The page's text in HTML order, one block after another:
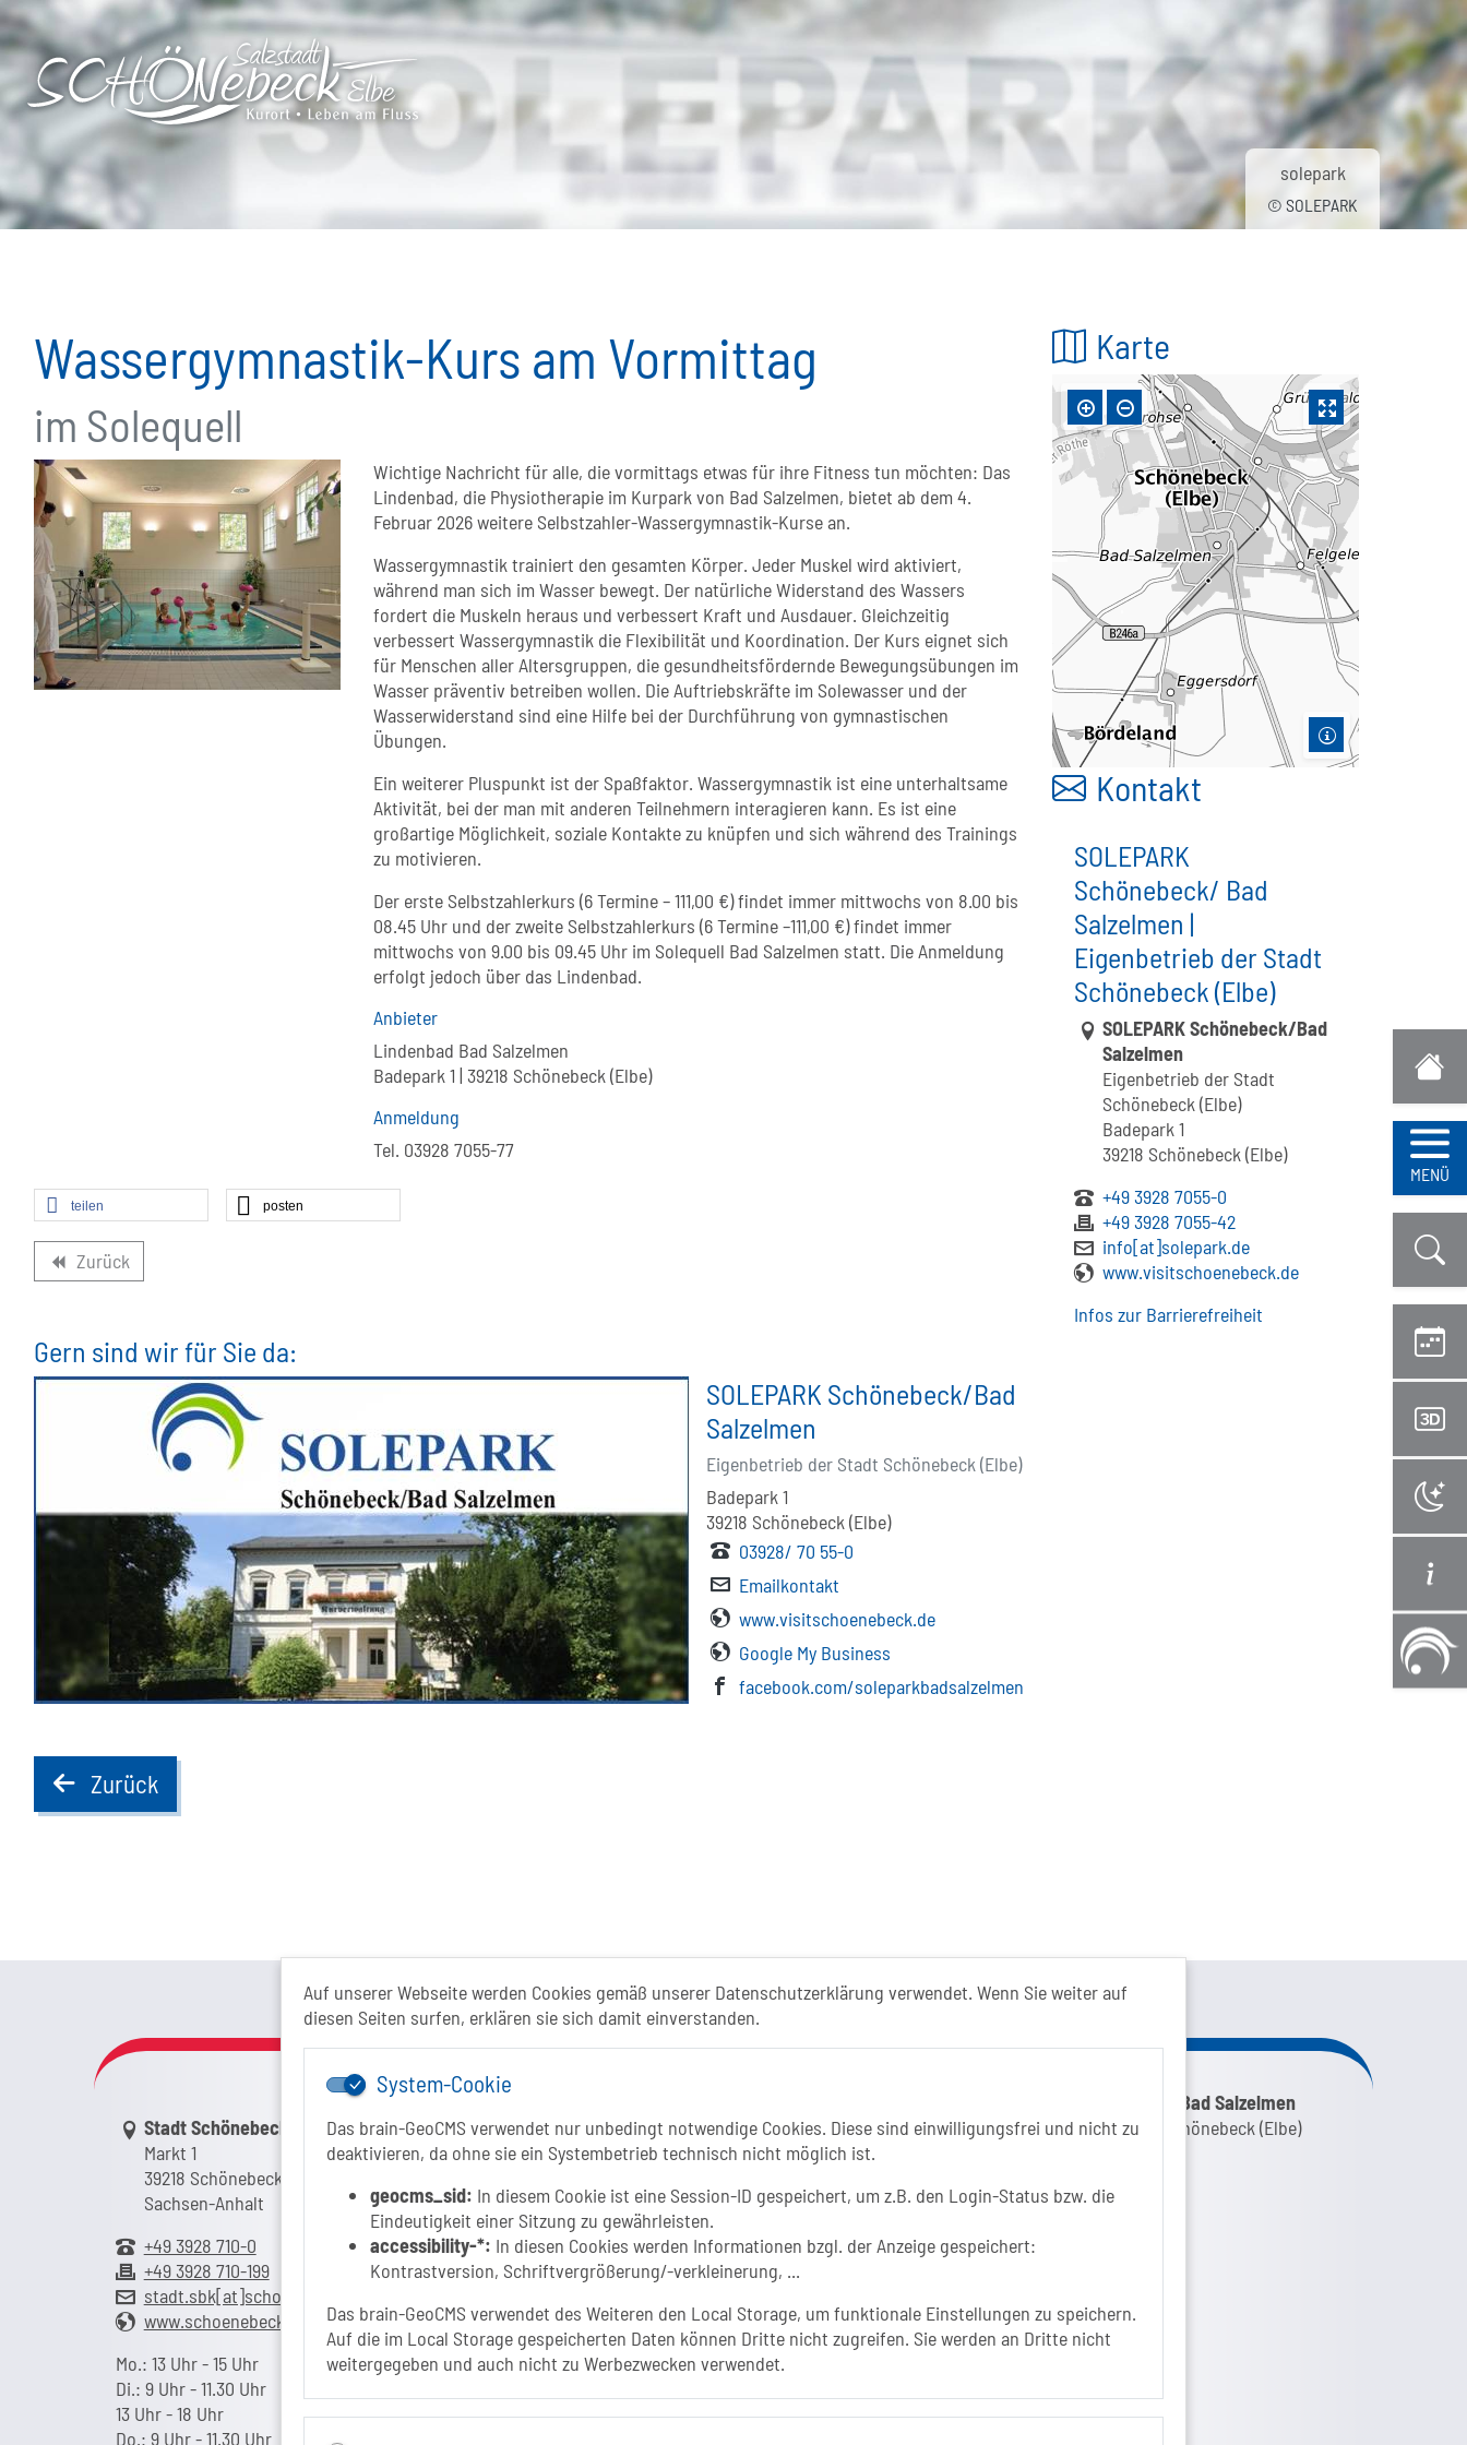
Auf unserer Webseite werden Cookies gemäß unserer Datenschutzerklärung verwendet. Wenn Sie weiter auf
diesen Seiten surfen, erklären sie sich damit einverstanden.
System-Cookie
Das brain-GeoCMS verwendet nur unbedingt notwendige Cookies. Diese sind einwilligungsfrei und nicht zu
deaktivieren, da ohne sie ein Systembetrieb technisch nicht möglich ist.
geocms_sid: In diesem Cookie ist eine Session-ID gespeichert, um z.B. den Login-Status bzw. die
Eindeutigkeit einer Sitzung zu gewährleisten.
accessibility-*: In diesen Cookies werden Informationen bzgl. der Anzeige gespeichert:
Kontrastversion, Schriftvergrößerung/-verkleinerung, ...
Das brain-GeoCMS verwendet des Weiteren den Local Storage, um funktionale Einstellungen zu speichern.
Auf die im Local Storage gespeicherten Daten können Dritte nicht zugreifen. Sie werden an Dritte nicht
weitergegeben und auch nicht zu Werbezwecken verwendet.
MENÜ
solepark
© SOLEPARK
Wassergymnastik-Kurs am Vormittag
im Solequell
Wichtige Nachricht für alle, die vormittags etwas für ihre Fitness tun möchten: Das
Lindenbad, die Physiotherapie im Kurpark von Bad Salzelmen, bietet ab dem 4.
Februar 2026 weitere Selbstzahler-Wassergymnastik-Kurse an.
Wassergymnastik trainiert den gesamten Körper. Jeder Muskel wird aktiviert,
während man sich im Wasser bewegt. Der natürliche Widerstand des Wassers
fordert die Muskeln heraus und verbessert Kraft und Ausdauer. Gleichzeitig
verbessert Wassergymnastik die Flexibilität und Koordination. Der Kurs eignet sich
für Menschen aller Altersgruppen, die gesundheitsfördernde Bewegungsübungen im
Wasser präventiv betreiben wollen. Die Auftriebskräfte im Solewasser und der
Wasserwiderstand sind eine Hilfe bei der Durchführung von gymnastischen
Übungen.
Ein weiterer Pluspunkt ist der Spaßfaktor. Wassergymnastik ist eine unterhaltsame
Aktivität, bei der man mit anderen Teilnehmern interagieren kann. Es ist eine
großartige Möglichkeit, soziale Kontakte zu knüpfen und sich während des Trainings
zu motivieren.
Der erste Selbstzahlerkurs (6 Termine – 111,00 €) findet immer mittwochs von 8.00 bis
08.45 Uhr und der zweite Selbstzahlerkurs (6 Termine –111,00 €) findet immer
mittwochs von 9.00 bis 09.45 Uhr im Solequell Bad Salzelmen statt. Die Anmeldung
erfolgt jedoch über das Lindenbad.
Anbieter
Lindenbad Bad Salzelmen
Badepark 1 | 39218 Schönebeck (Elbe)
Anmeldung
Tel. 03928 7055-77
teilen posten
backward Zurück
Gern sind wir für Sie da:
SOLEPARK Schönebeck/Bad
Salzelmen
Eigenbetrieb der Stadt Schönebeck (Elbe)
Badepark 1
39218 Schönebeck (Elbe)
03928/ 70 55-0
Emailkontakt
www.visitschoenebeck.de
Google My Business
facebook.com/soleparkbadsalzelmen
backZurück
Karte
Kontakt
SOLEPARK
Schönebeck/ Bad
Salzelmen |
Eigenbetrieb der Stadt
Schönebeck (Elbe)
Link zur Google-Maps Navigation
SOLEPARK Schönebeck/Bad
Salzelmen
Eigenbetrieb der Stadt
Schönebeck (Elbe)
Badepark 1
39218 Schönebeck (Elbe)
+49 3928 7055-0
+49 3928 7055-42
info[at]solepark.de
www.visitschoenebeck.de
Infos zur Barrierefreiheit
Das Tourismusportal ist ein gemeinschaftliches Projekt von...
Link zur Google-Maps Navigation
Stadt Schönebeck (Elbe)
Markt 1
39218 Schönebeck (Elbe)
Sachsen-Anhalt
+49 3928 710-0
+49 3928 710-199
stadt.sbk[at]schoenebeck-elbe.de
www.schoenebeck.de
Mo.: 13 Uhr - 15 Uhr
Di.: 9 Uhr - 11.30 Uhr
13 Uhr - 18 Uhr
Do.: 9 Uhr - 11.30 Uhr
Folgt uns auf
INSTAGRAM
Link zur Google-Maps Navigation
SOLEPARK Schönebeck/Bad Salzelmen
Eigenbetrieb der Stadt Schönebeck (Elbe)
+49 3928 7055-42
Infos zur Barrierefreiheit